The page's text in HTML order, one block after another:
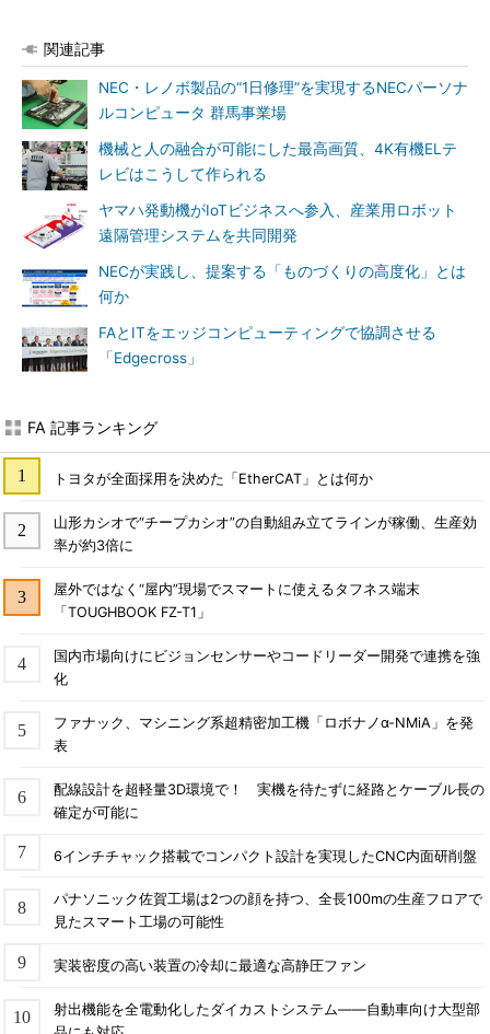
関連記事
NEC・レノボ製品の“1日修理”を実現するNECパーソナ
ルコンピュータ 群馬事業場
機械と人の融合が可能にした最高画質、4K有機ELテ
レビはこうして作られる
ヤマハ発動機がIoTビジネスへ参入、産業用ロボット
遠隔管理システムを共同開発
NECが実践し、提案する「ものづくりの高度化」とは
何か
FAとITをエッジコンピューティングで協調させる
「Edgecross」
FA 記事ランキング
トヨタが全面採用を決めた「EtherCAT」とは何か
山形カシオで“チープカシオ”の自動組み立てラインが稼働、生産効
率が約3倍に
屋外ではなく“屋内”現場でスマートに使えるタフネス端末
「TOUGHBOOK FZ-T1」
国内市場向けにビジョンセンサーやコードリーダー開発で連携を強
化
ファナック、マシニング系超精密加工機「ロボナノα-NMiA」を発
表
配線設計を超軽量3D環境で！ 実機を待たずに経路とケーブル長の
確定が可能に
6インチチャック搭載でコンパクト設計を実現したCNC内面研削盤
パナソニック佐賀工場は2つの顔を持つ、全長100mの生産フロアで
見たスマート工場の可能性
実装密度の高い装置の冷却に最適な高静圧ファン
射出機能を全電動化したダイカストシステム――自動車向け大型部